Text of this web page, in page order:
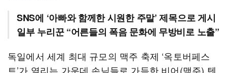
SNS에 ‘아빠와 함께한 시원한 주말’ 제목으로 게시
일부 누리꾼 “어른들의 폭음 문화에 무방비로 노출”
독일에서 세계 최대 규모의 맥주 축제 ‘옥토버페스
트’가 열리는 가운데 손님들로 가득한 비어(맥주) 텐